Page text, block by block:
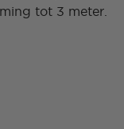
tot 3 meter.